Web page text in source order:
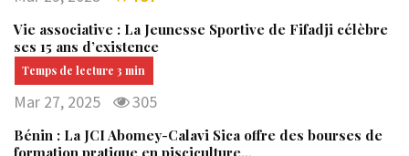
Vie associative : La Jeunesse Sportive de Fifadji célèbre
ses 15 ans d’existence
Mar 27, 2025 305
Bénin : La JCI Abomey-Calavi Sica offre des bourses de
formation pratique en pisciculture…